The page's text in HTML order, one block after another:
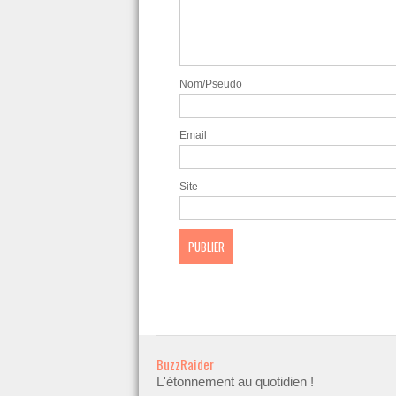
Nom/Pseudo
Email
Site
BuzzRaider
L'étonnement au quotidien !